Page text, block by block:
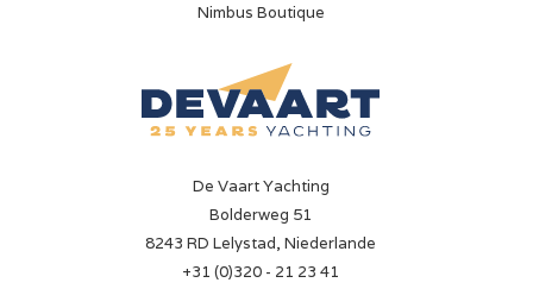
Nimbus Boutique
De Vaart Yachting
Bolderweg 51
8243 RD Lelystad, Niederlande
+31 (0)320 - 21 23 41